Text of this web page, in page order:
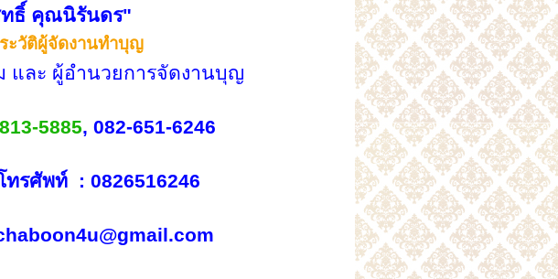
ธิ์ คุณนิรันดร"
ะวัติผู้จัดงานทำบุญ
และ ผู้อำนวยการจัดงานบุญ
5885, 082-651-6246
ทรศัพท์ : 0826516246